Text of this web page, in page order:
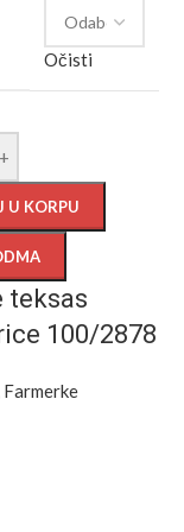
Očisti
+
U KORPU
teksas
100/2878
Farmerke